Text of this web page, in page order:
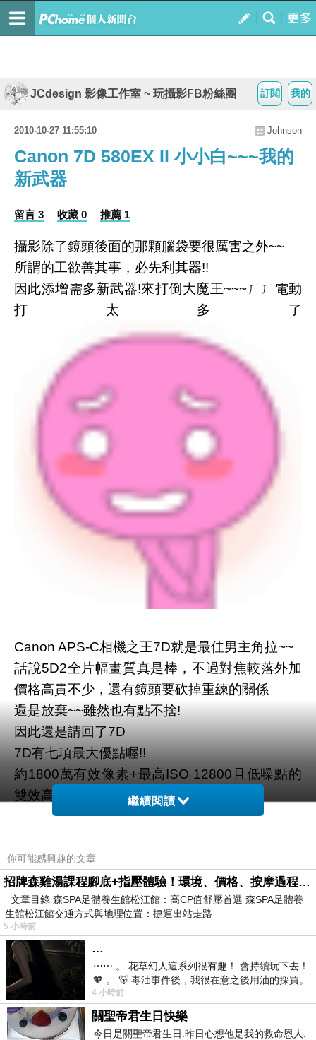
我的
訂閱
JCdesign 影像工作室 ~ 玩攝影FB粉絲團
2010-10-27 11:55:10 Johnson
Canon 7D 580EX II 小小白~~~我的
新武器
留言 3 收藏 0 推薦 1
攝影除了鏡頭後面的那顆腦袋要很厲害之外~~
所謂的工欲善其事，必先利其器!!
因此添增需多新武器!來打倒大魔王~~~ㄏㄏ電動
打太多了
Canon APS-C相機之王7D就是最佳男主角拉~~
話說5D2全片幅畫質真是棒，不過對焦較落外加
價格高貴不少，還有鏡頭要砍掉重練的關係
還是放棄~~雖然也有點不捨!
因此還是請回了7D
7D有七項最大優點喔!!
約1800萬有效像素+最高ISO 12800且低噪點的
雙效高畫質影像感應器
EOS 7D 搭載了兩個高性能數位影像處理器
現最高約 8fps 連拍高速影像處理
EOS 7D 搭載了多達 19 個的自動對焦點，並且
提高了每個對焦點的對焦精度，19個對焦點全部
採用對應 F5.6 的十字型自動對焦感應器，中央
對焦點為 F2.8 + F5.6 八向雙十字感應器，能夠
檢測出細微合焦的誤差，以確保對焦的精度
EOS 7D採用的光學取景器具有與EOS-1D系列
相同的約100%視野率。透過取景器觀察到的範
圍與實際拍攝到範圍一致，同時具有 29.4° 的視
繼續閱讀
你可能感興趣的文章
招牌森雞湯課程腳底+指壓體驗！環境、價格、按摩過程全紀錄，森SPA足體養生館松江館最新價格表
文章目錄 森SPA足體養生館松江館：高CP值舒壓首選 森SPA足體養
生館松江館交通方式與地理位置：捷運出站走路
5 小時前
…
⋯⋯ 。 花草幻人這系列很有趣！ 會持續玩下去！
🧡 。 🐻 毒油事件後，我很在意之後用油的採買。
前天購買了我之前就很愛
4 小時前
關聖帝君生日快樂
今日是關聖帝君生日.昨日心想他是我的救命恩人.